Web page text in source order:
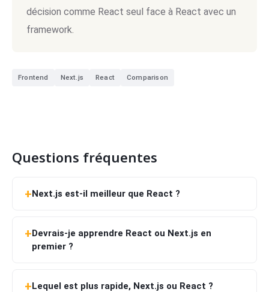
décision comme React seul face à React avec un
framework.
Frontend Next.js React Comparison
Questions fréquentes
Next.js est-il meilleur que React ?
Devrais-je apprendre React ou Next.js en
premier ?
Lequel est plus rapide, Next.js ou React ?